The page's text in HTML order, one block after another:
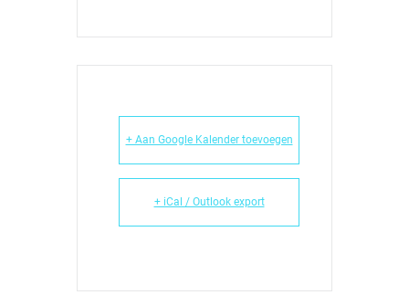
+ Aan Google Kalender toevoegen
+ iCal / Outlook export